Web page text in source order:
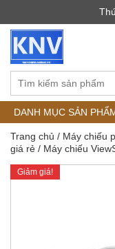
DANH MỤC SẢN
Trang chủ / Máy chiếu
giá rẻ / Máy chiếu
Giảm giá!